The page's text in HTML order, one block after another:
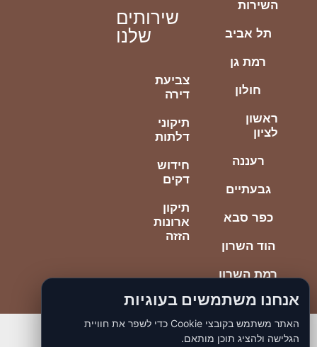
השירות
תל אביב
רמת גן
חולון
ראשון
לציון
רעננה
גבעתיים
כפר סבא
הוד השרון
רמת השרון
שירותים
שלנו
צביעת
דירה
תיקוני
דלתות
חידוש
דקים
תיקון
ארונות
הזזה
© כל הזכויות ליוסי הנדימן הכי טוב
אנחנו משתמשים בעוגיות
האתר משתמש בקובצי Cookie כדי לשפר את חוויית
הגלישה ולהציג תוכן מותאם.